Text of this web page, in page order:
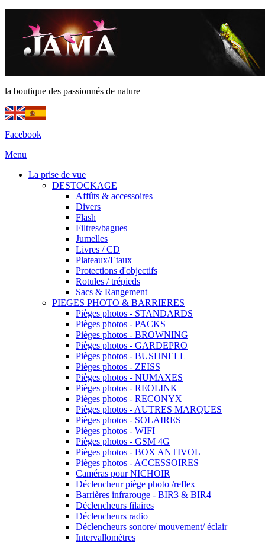
la boutique des passionnés de nature
Facebook
Menu
La prise de vue
DESTOCKAGE
Affûts & accessoires
Divers
Flash
Filtres/bagues
Jumelles
Livres / CD
Plateaux/Etaux
Protections d'objectifs
Rotules / trépieds
Sacs & Rangement
PIEGES PHOTO & BARRIERES
Pièges photos - STANDARDS
Pièges photos - PACKS
Pièges photos - BROWNING
Pièges photos - GARDEPRO
Pièges photos - BUSHNELL
Pièges photos - ZEISS
Pièges photos - NUMAXES
Pièges photos - REOLINK
Pièges photos - RECONYX
Pièges photos - AUTRES MARQUES
Pièges photos - SOLAIRES
Pièges photos - WIFI
Pièges photos - GSM 4G
Pièges photos - BOX ANTIVOL
Pièges photos - ACCESSOIRES
Caméras pour NICHOIR
Déclencheur piège photo /reflex
Barrières infrarouge - BIR3 & BIR4
Déclencheurs filaires
Déclencheurs radio
Déclencheurs sonore/ mouvement/ éclair
Intervallomètres